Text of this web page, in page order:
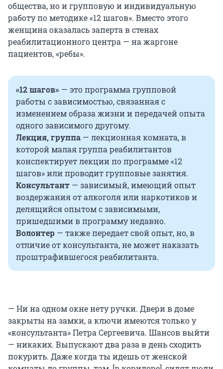
общества, но и групповую и индивидуальную
работу по методике «12 шагов». Вместо этого
женщина оказалась заперта в стенах
реабилитационного центра — на жаргоне
пациентов, «ребы».
«12 шагов» — это программа групповой
работы с зависимостью, связанная с
изменением образа жизни и передачей опыта
одного зависимого другому.
Лекция, группа — лекционная комната, в
которой малая группа реабилитантов
конспектирует лекции по программе «12
шагов» или проводит групповые занятия.
Консультант — зависимый, имеющий опыт
воздержания от алкоголя или наркотиков и
делящийся опытом с зависимыми,
пришедшими в программу недавно.
Волонтер — также передает свой опыт, но, в
отличие от консультанта, не может наказать
проштрафившегося реабилитанта.
— Ни на одном окне нету ручки. Двери в доме
закрыты на замки, а ключи имеются только у
«консультанта» Петра Сергеевича. Шансов выйти
— никаких. Выпускают два раза в день сходить
покурить. Даже когда ты идешь от женской